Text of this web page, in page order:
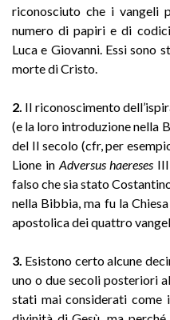
riconosciuto che i vangeli
numero di papiri e di
Luca e Giovanni. Essi sono
morte di Cristo.
2. Il riconoscimento
(e la loro introduzione nella
del II secolo (cfr, per
Lione in Adversus haereses
falso che sia stato
nella Bibbia, ma fu la
apostolica dei quattro
3. Esistono certo alcune
uno o due secoli posteriori
stati mai considerati come